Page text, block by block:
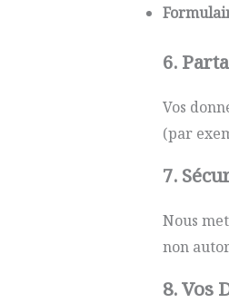
6.
Vos
(par
7.
Nous
non
8. Vos